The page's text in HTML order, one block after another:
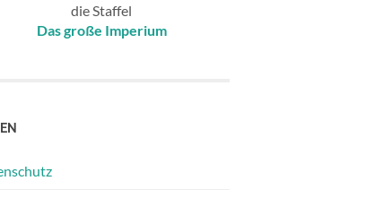
die Staffel
Das große Imperium